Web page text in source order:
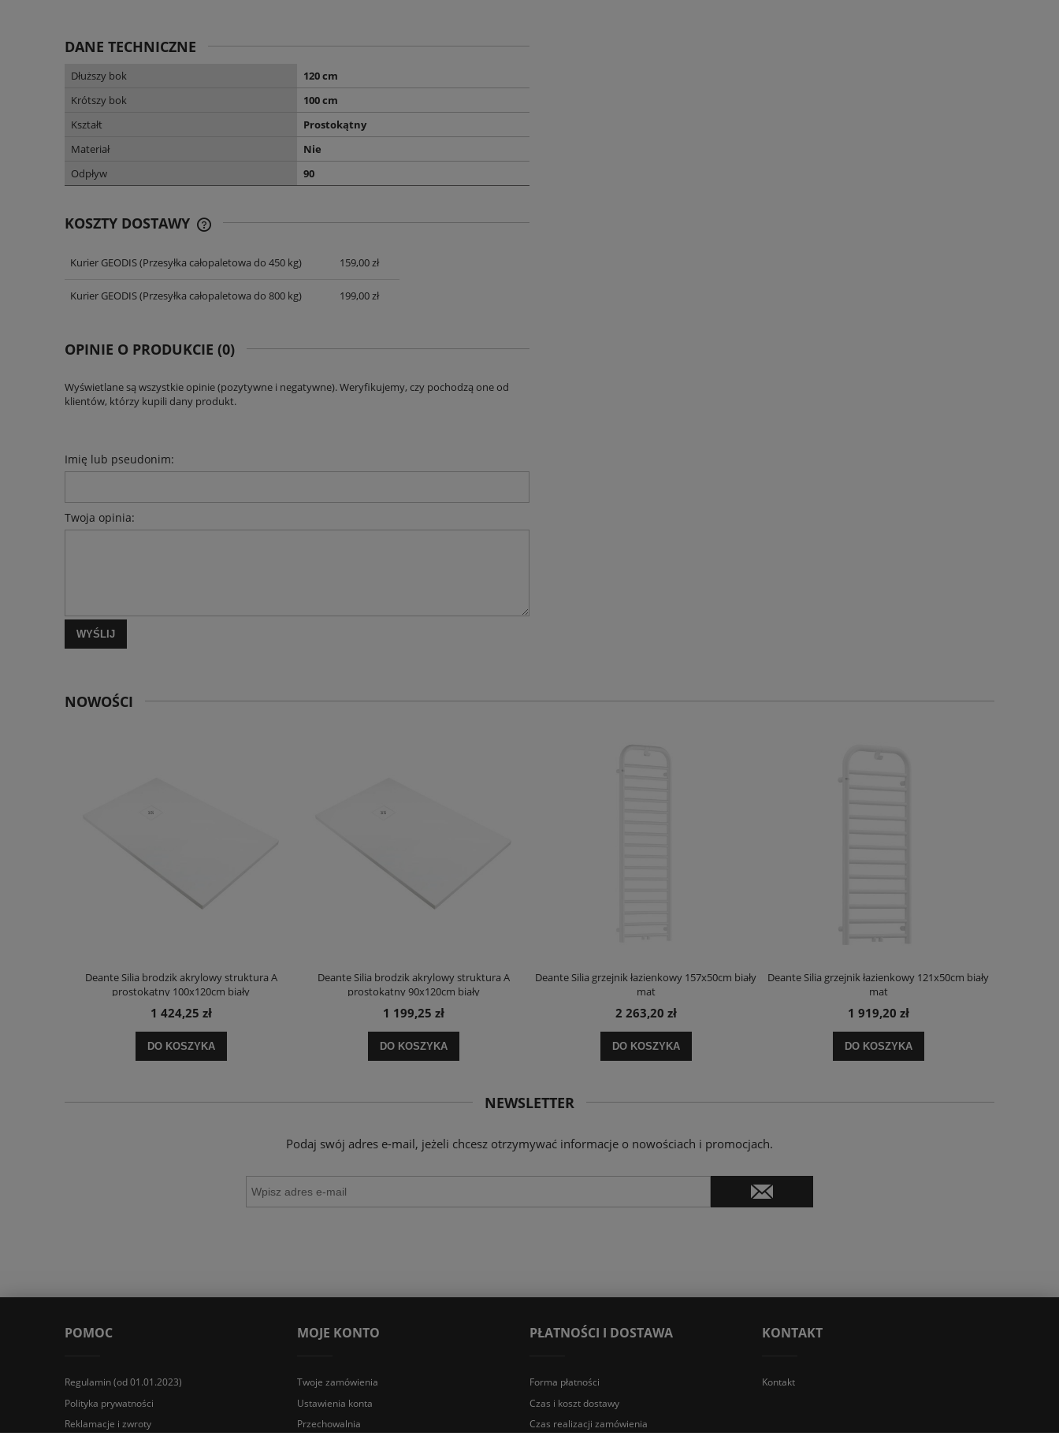
DANE TECHNICZNE
Dłuższy bok
120 cm
Krótszy bok
100 cm
Kształt
Prostokątny
Materiał
Nie
Odpływ
90
KOSZTY DOSTAWY
CENA NIE ZAWIERA EWENTUALNYCH
Kurier GEODIS(Przesyłka całopaletowa do 450 kg) 159,00 zł
Kurier GEODIS(Przesyłka całopaletowa do 800 kg) 199,00 zł
OPINIE O PRODUKCIE (0)
Wyświetlane są wszystkie opinie (pozytywne i negatywne). Weryfikujemy, czy pochodzą one od
klientów, którzy kupili dany produkt.
Imię lub pseudonim:
Twoja opinia:
WYŚLIJ
NOWOŚCI
Deante Silia brodzik akrylowy struktura A
prostokątny 100x120cm biały
1 424,25 zł
DO KOSZYKA
Deante Silia brodzik akrylowy struktura A
prostokątny 90x120cm biały
1 199,25 zł
DO KOSZYKA
Deante Silia grzejnik łazienkowy 157x50cm biały
mat
2 263,20 zł
DO KOSZYKA
Deante Silia grzejnik łazienkowy 121x50cm biały
mat
1 919,20 zł
DO KOSZYKA
NEWSLETTER
Podaj swój adres e-mail, jeżeli chcesz otrzymywać informacje o nowościach i promocjach.
POMOC
Regulamin (od 01.01.2023)
Polityka prywatności
Reklamacje i zwroty
MOJE KONTO
Twoje zamówienia
Ustawienia konta
Przechowalnia
PŁATNOŚCI I DOSTAWA
Forma płatności
Czas i koszt dostawy
Czas realizacji zamówienia
KONTAKT
Kontakt